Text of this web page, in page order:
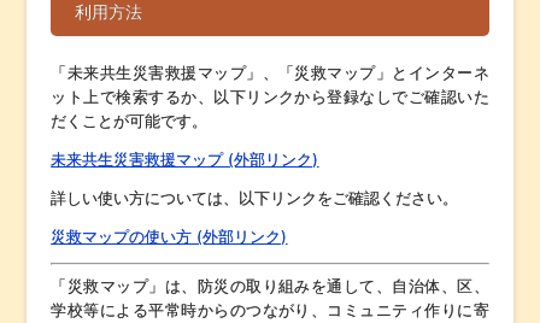
利用方法
「未来共生災害救援マップ」、「災救マップ」とインターネ
ット上で検索するか、以下リンクから登録なしでご確認いた
だくことが可能です。
未来共生災害救援マップ (外部リンク)
詳しい使い方については、以下リンクをご確認ください。
災救マップの使い方 (外部リンク)
「災救マップ」は、防災の取り組みを通して、自治体、区、
学校等による平常時からのつながり、コミュニティ作りに寄